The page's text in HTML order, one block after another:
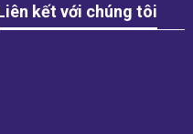
kết với chúng tôi